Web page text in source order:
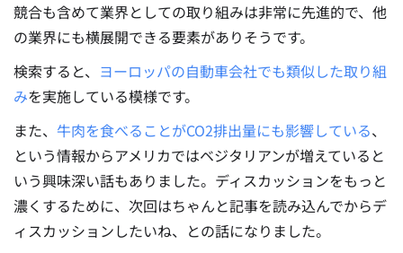
競合も含めて業界としての取り組みは非常に先進的で、他
の業界にも横展開できる要素がありそうです。
検索すると、 ヨーロッパの自動車会社でも類似した取り組
みを実施している模様です。
また、 牛肉を食べることがCO2排出量にも影響している、
という情報からアメリカではベジタリアンが増えていると
いう興味深い話もありました。ディスカッションをもっと
濃くするために、次回はちゃんと記事を読み込んでからデ
ィスカッションしたいね、との話になりました。